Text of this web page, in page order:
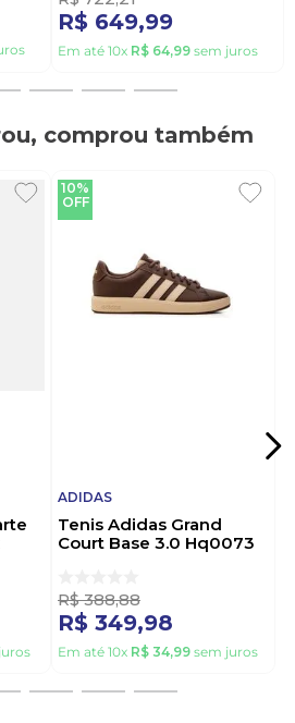
R$ 649,99
Em até 10x R$ 64,99 sem juros
comprou também
10%
OFF
ADIDAS
Tenis Adidas Grand
Court Base 3.0 Hq0073
R$ 388,88
R$ 349,98
Em até 10x R$ 34,99 sem juros